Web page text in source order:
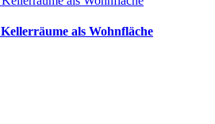
als Wohnfläche